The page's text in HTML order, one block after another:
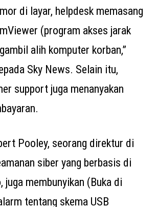
di layar, helpdesk memasang
(program akses jarak
alih komputer korban,”
Sky News. Selain itu,
support juga menanyakan
Pooley, seorang direktur di
siber yang berbasis di
juga membunyikan (Buka di
tentang skema USB